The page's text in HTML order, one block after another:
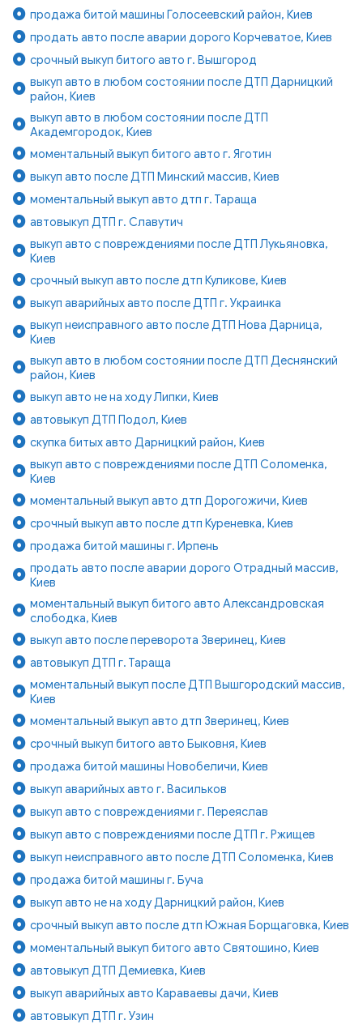
продажа битой машины Голосеевский район, Киев
продать авто после аварии дорого Корчеватое, Киев
срочный выкуп битого авто г. Вышгород
выкуп авто в любом состоянии после ДТП Дарницкий
район, Киев
выкуп авто в любом состоянии после ДТП
Академгородок, Киев
моментальный выкуп битого авто г. Яготин
выкуп авто после ДТП Минский массив, Киев
моментальный выкуп авто дтп г. Тараща
автовыкуп ДТП г. Славутич
выкуп авто с повреждениями после ДТП Лукьяновка,
Киев
срочный выкуп авто после дтп Куликове, Киев
выкуп аварийных авто после ДТП г. Украинка
выкуп неисправного авто после ДТП Нова Дарница,
Киев
выкуп авто в любом состоянии после ДТП Деснянский
район, Киев
выкуп авто не на ходу Липки, Киев
автовыкуп ДТП Подол, Киев
скупка битых авто Дарницкий район, Киев
выкуп авто с повреждениями после ДТП Соломенка,
Киев
моментальный выкуп авто дтп Дорогожичи, Киев
срочный выкуп авто после дтп Куреневка, Киев
продажа битой машины г. Ирпень
продать авто после аварии дорого Отрадный массив,
Киев
моментальный выкуп битого авто Александровская
слободка, Киев
выкуп авто после переворота Зверинец, Киев
автовыкуп ДТП г. Тараща
моментальный выкуп после ДТП Вышгородский массив,
Киев
моментальный выкуп авто дтп Зверинец, Киев
срочный выкуп битого авто Быковня, Киев
продажа битой машины Новобеличи, Киев
выкуп аварийных авто г. Васильков
выкуп авто с повреждениями г. Переяслав
выкуп авто с повреждениями после ДТП г. Ржищев
выкуп неисправного авто после ДТП Соломенка, Киев
продажа битой машины г. Буча
выкуп авто не на ходу Дарницкий район, Киев
срочный выкуп авто после дтп Южная Борщаговка, Киев
моментальный выкуп битого авто Святошино, Киев
автовыкуп ДТП Демиевка, Киев
выкуп аварийных авто Караваевы дачи, Киев
автовыкуп ДТП г. Узин